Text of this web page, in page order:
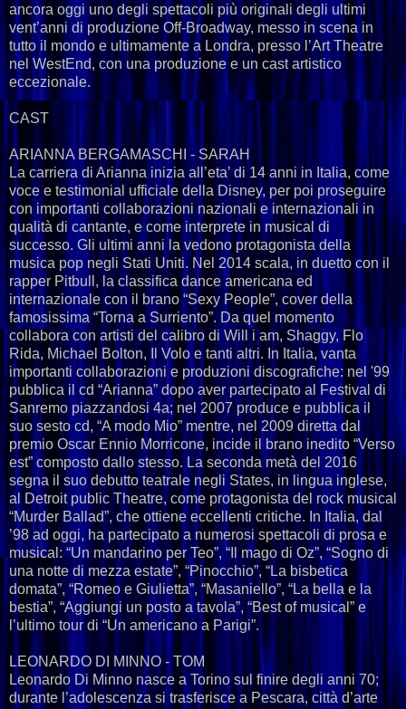
ancora oggi uno degli spettacoli più originali degli ultimi
vent’anni di produzione Off-Broadway, messo in scena in
tutto il mondo e ultimamente a Londra, presso l’Art Theatre
nel WestEnd, con una produzione e un cast artistico
eccezionale.
CAST
ARIANNA BERGAMASCHI - SARAH
La carriera di Arianna inizia all’eta’ di 14 anni in Italia, come
voce e testimonial ufficiale della Disney, per poi proseguire
con importanti collaborazioni nazionali e internazionali in
qualità di cantante, e come interprete in musical di
successo. Gli ultimi anni la vedono protagonista della
musica pop negli Stati Uniti. Nel 2014 scala, in duetto con il
rapper Pitbull, la classifica dance americana ed
internazionale con il brano “Sexy People”, cover della
famosissima “Torna a Surriento”. Da quel momento
collabora con artisti del calibro di Will i am, Shaggy, Flo
Rida, Michael Bolton, Il Volo e tanti altri. In Italia, vanta
importanti collaborazioni e produzioni discografiche: nel '99
pubblica il cd “Arianna” dopo aver partecipato al Festival di
Sanremo piazzandosi 4a; nel 2007 produce e pubblica il
suo sesto cd, “A modo Mio” mentre, nel 2009 diretta dal
premio Oscar Ennio Morricone, incide il brano inedito “Verso
est” composto dallo stesso. La seconda metà del 2016
segna il suo debutto teatrale negli States, in lingua inglese,
al Detroit public Theatre, come protagonista del rock musical
“Murder Ballad”, che ottiene eccellenti critiche. In Italia, dal
’98 ad oggi, ha partecipato a numerosi spettacoli di prosa e
musical: “Un mandarino per Teo”, “Il mago di Oz”, “Sogno di
una notte di mezza estate”, “Pinocchio”, “La bisbetica
domata”, “Romeo e Giulietta”, “Masaniello”, “La bella e la
bestia”, “Aggiungi un posto a tavola”, “Best of musical” e
l’ultimo tour di “Un americano a Parigi”.
LEONARDO DI MINNO - TOM
Leonardo Di Minno nasce a Torino sul finire degli anni 70;
durante l’adolescenza si trasferisce a Pescara, città d’arte